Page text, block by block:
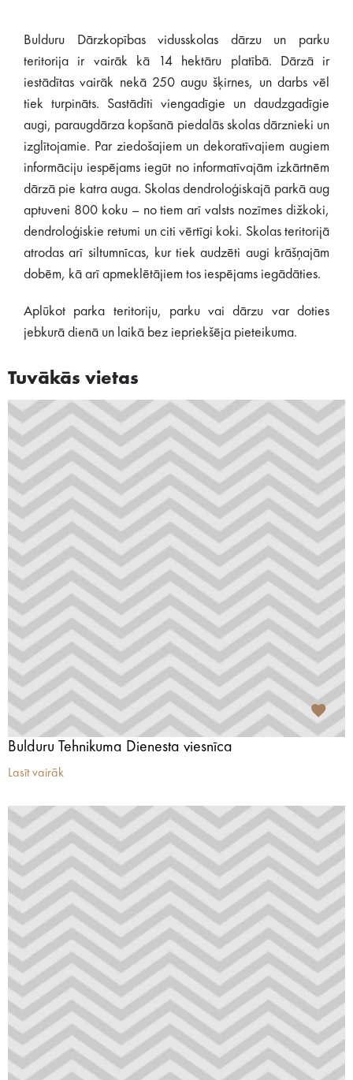
Bulduru Dārzkopības vidusskolas dārzu un parku
teritorija ir vairāk kā 14 hektāru platībā. Dārzā ir
iestādītas vairāk nekā 250 augu šķirnes, un darbs vēl
tiek turpināts. Sastādīti viengadīgie un daudzgadīgie
augi, paraugdārza kopšanā piedalās skolas dārznieki un
izglītojamie. Par ziedošajiem un dekoratīvajiem augiem
informāciju iespējams iegūt no informatīvajām izkārtnēm
dārzā pie katra auga. Skolas dendroloģiskajā parkā aug
aptuveni 800 koku – no tiem arī valsts nozīmes dižkoki,
dendroloģiskie retumi un citi vērtīgi koki. Skolas teritorijā
atrodas arī siltumnīcas, kur tiek audzēti augi krāšņajām
dobēm, kā arī apmeklētājiem tos iespējams iegādāties.
Aplūkot parka teritoriju, parku vai dārzu var doties
jebkurā dienā un laikā bez iepriekšēja pieteikuma.
Tuvākās vietas
Bulduru Tehnikuma Dienesta viesnīca
Lasīt vairāk